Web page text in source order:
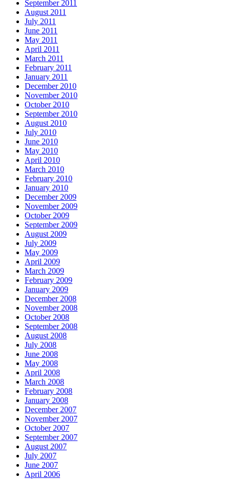
September 2011
August 2011
July 2011
June 2011
May 2011
April 2011
March 2011
February 2011
January 2011
December 2010
November 2010
October 2010
September 2010
August 2010
July 2010
June 2010
May 2010
April 2010
March 2010
February 2010
January 2010
December 2009
November 2009
October 2009
September 2009
August 2009
July 2009
May 2009
April 2009
March 2009
February 2009
January 2009
December 2008
November 2008
October 2008
September 2008
August 2008
July 2008
June 2008
May 2008
April 2008
March 2008
February 2008
January 2008
December 2007
November 2007
October 2007
September 2007
August 2007
July 2007
June 2007
April 2006